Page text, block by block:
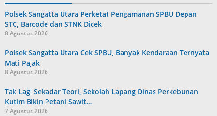
Polsek Sangatta Utara Perketat Pengamanan SPBU Depan
STC, Barcode dan STNK Dicek
8 Agustus 2026
Polsek Sangatta Utara Cek SPBU, Banyak Kendaraan Ternyata
Mati Pajak
8 Agustus 2026
Tak Lagi Sekadar Teori, Sekolah Lapang Dinas Perkebunan
Kutim Bikin Petani Sawit…
7 Agustus 2026